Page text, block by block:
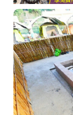
推薦景點
討論區
聯絡我們